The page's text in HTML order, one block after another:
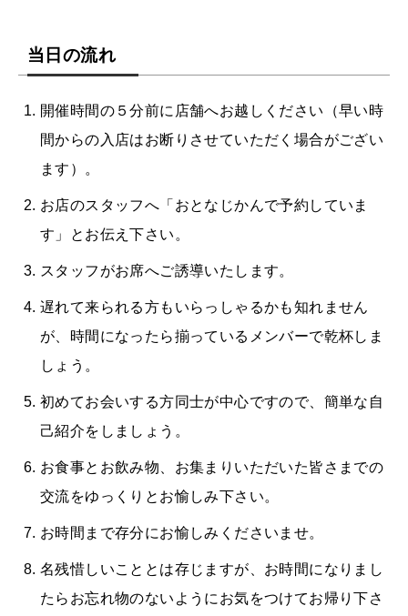
当日の流れ
開催時間の５分前に店舗へお越しください（早い時
間からの入店はお断りさせていただく場合がござい
ます）。
お店のスタッフへ「おとなじかんで予約していま
す」とお伝え下さい。
スタッフがお席へご誘導いたします。
遅れて来られる方もいらっしゃるかも知れません
が、時間になったら揃っているメンバーで乾杯しま
しょう。
初めてお会いする方同士が中心ですので、簡単な自
己紹介をしましょう。
お食事とお飲み物、お集まりいただいた皆さまでの
交流をゆっくりとお愉しみ下さい。
お時間まで存分にお愉しみくださいませ。
名残惜しいこととは存じますが、お時間になりまし
たらお忘れ物のないようにお気をつけてお帰り下さ